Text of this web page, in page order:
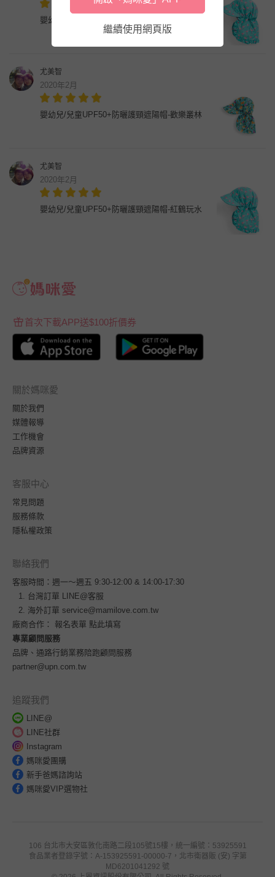
嬰幼兒/兒童UPF50+防曬護頸遮陽帽-紅鶴玩水
尤美智
2020年2月
嬰幼兒/兒童UPF50+防曬護頸遮陽帽-歡樂叢林
尤美智
2020年2月
嬰幼兒/兒童UPF50+防曬護頸遮陽帽-紅鶴玩水
首次下載APP送$100折價券
關於媽咪愛
關於我們
媒體報導
工作機會
品牌資源
客服中心
常見問題
服務條款
隱私權政策
聯絡我們
客服時間：週一～週五 9:30-12:00 & 14:00-17:30
台灣訂單
LINE@客服
海外訂單 service@mamilove.com.tw
廠商合作： 報名表單 點此填寫
專業顧問服務
品牌、通路行銷業務陪跑顧問服務
partner@upn.com.tw
追蹤我們
LINE@
LINE社群
Instagram
媽咪愛團購
新手爸媽諮詢站
媽咪愛VIP選物社
106 台北市大安區敦化南路二段105號15樓，統一編號：53925591
食品業者登錄字號：A-153925591-00000-7，北市衛器販 (安) 字第
MD6201041292 號
繼續使用網頁版